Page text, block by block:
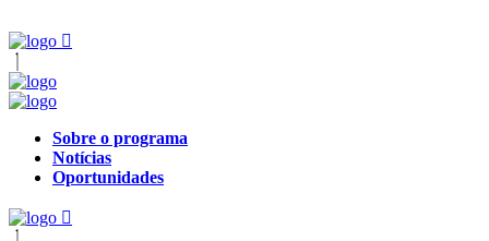
Sobre o programa
Notícias
Oportunidades